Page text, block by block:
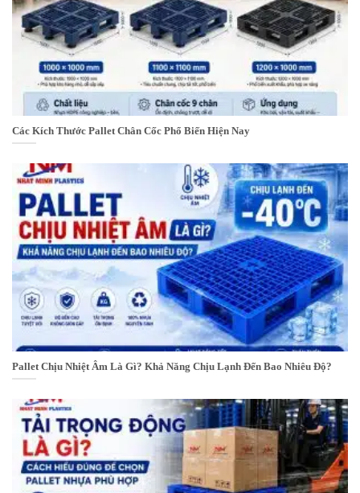
Các Kích Thước Pallet Chân Cốc Phổ Biến Hiện Nay
Pallet Chịu Nhiệt Âm Là Gì? Khả Năng Chịu Lạnh Đến Bao Nhiêu Độ?